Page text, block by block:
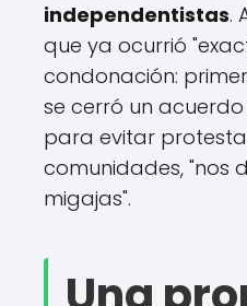
independentistas.
que ya ocurrió
condonación:
se cerró un acuerdo
para evitar
comunidades, "nos
migajas".